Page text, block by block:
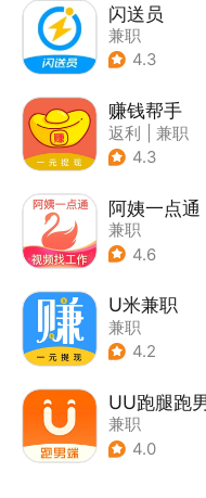
闪送员
兼职
4.3
赚钱帮手
返利
兼职
4.3
阿姨一点通
兼职
4.6
U米兼职
兼职
4.2
UU跑腿跑
兼职
4.0